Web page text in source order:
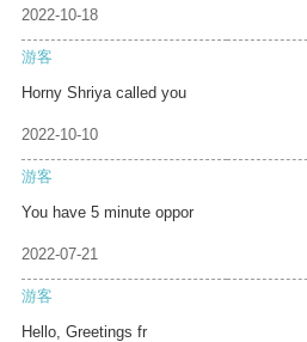
2022-10-18
游客
Horny Shriya called you
2022-10-10
游客
You have 5 minute oppor
2022-07-21
游客
Hello, Greetings fr